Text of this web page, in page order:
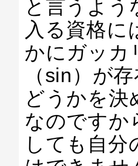
と言うよう
入る資格に
かにガッカ
（sin）が
どうかを決
なのですか
しても自